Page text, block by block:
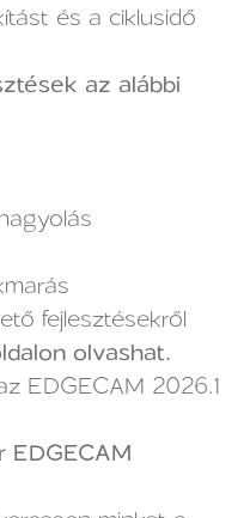
és a ciklusidő
az alábbi
fejlesztésekről
olvashat.
EDGECAM 2026.1